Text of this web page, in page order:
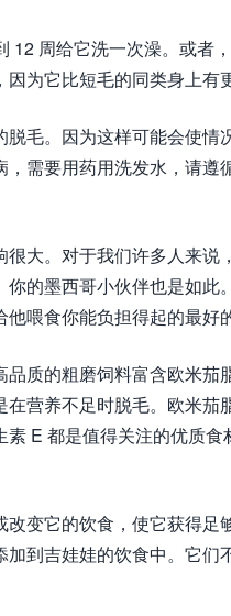
12 周给它洗一次澡。或者
为它比短毛的同类身上有
毛。因为这样可能会使
需要用药用洗发水，请遵
大。对于我们许多人来说
的墨西哥小伙伴也是如
喂食你能负担得起的最好
质的粗磨饲料富含欧米
营养不足时脱毛。欧米
E 都是值得关注的优质食
变它的饮食，使它获得
到吉娃娃的饮食中。它